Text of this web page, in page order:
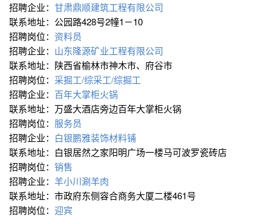
招聘企业： 甘肃鼎顺建筑工程有限公司
联系地址：公园路428号2幢1－10
招聘岗位： 资料员
招聘企业： 山东隆源矿业工程有限公司
联系地址：陕西省榆林市神木市、府谷市
招聘岗位： 采掘工/综采工/综掘工
招聘企业： 百年大掌柜火锅
联系地址：万盛大酒店旁边百年大掌柜火锅
招聘岗位： 服务员
招聘企业： 白银鹏雅装饰材料铺
联系地址：白银居然之家阳明广场一楼马可波罗瓷砖店
招聘岗位： 销售
招聘企业： 羊小川涮羊肉
联系地址：市政府东侧容合商务大厦二楼461号
招聘岗位： 迎宾